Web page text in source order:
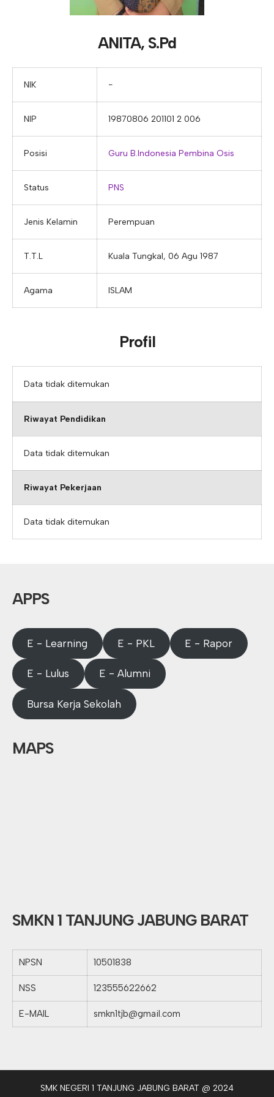
Tupoksi Wakil Bidang Sarana Prasarana
Tupoksi Wakil Bidang Kesiswaan
Tupoksi Guru Piket
Tupoksi Ketua Kons. Keahlian
Tupoksi Kepala Tata Usaha
Tupoksi Bendahara BOS
Tupoksi Bendahara Komite
Tupoksi Perpustakaan
ANITA, S.Pd
NIK −
NIP 19870806 201101 2 006
Posisi Guru B.Indonesia Pembina Osis
Status PNS
Jenis Kelamin Perempuan
T.T.L Kuala Tungkal, 06 Agu 1987
Agama ISLAM
Profil
Data tidak ditemukan
Riwayat Pendidikan
Data tidak ditemukan
Riwayat Pekerjaan
Data tidak ditemukan
APPS
E - Learning E - PKL E - Rapor
E - Lulus E - Alumni
Bursa Kerja Sekolah
MAPS
SMKN 1 TANJUNG JABUNG BARAT
NPSN 10501838
NSS 123555622662
E-MAIL smkn1tjb@gmail.com
SMK NEGERI 1 TANJUNG JABUNG BARAT @ 2024